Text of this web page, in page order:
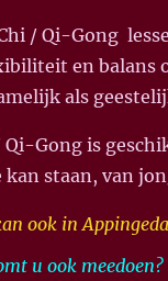
/ Qi-Gong
en balans
als
Gong is
kan staan, van
ook in
u ook meedoen?